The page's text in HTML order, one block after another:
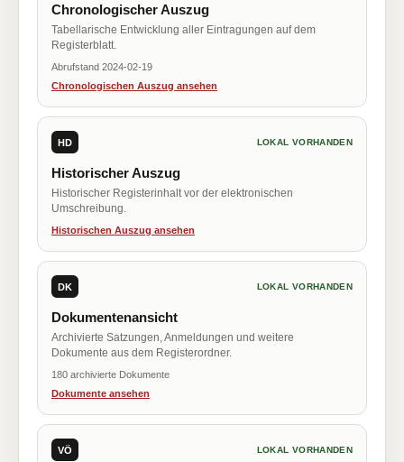
Chronologischer Auszug
Tabellarische Entwicklung aller Eintragungen auf dem
Registerblatt.
Abrufstand 2024-02-19
Chronologischen Auszug ansehen
HD LOKAL VORHANDEN
Historischer Auszug
Historischer Registerinhalt vor der elektronischen
Umschreibung.
Historischen Auszug ansehen
DK LOKAL VORHANDEN
Dokumentenansicht
Archivierte Satzungen, Anmeldungen und weitere
Dokumente aus dem Registerordner.
180 archivierte Dokumente
Dokumente ansehen
VÖ LOKAL VORHANDEN